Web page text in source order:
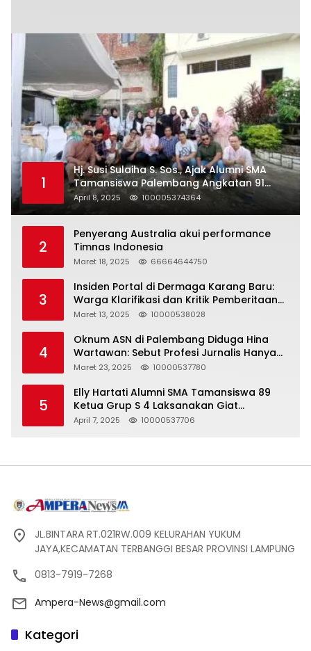
dan
Online
Ampera
News
1
Hj. Susi Sulaiha S. Sos., Ajak Alumni SMA
Tamansiswa Palembang Angkatan 91
Halal Bihalal
April 8, 2025 100005374364
2
Penyerang Australia akui performance
Timnas Indonesia
Maret 18, 2025 66664644750
3
Insiden Portal di Dermaga Karang Baru:
Warga Klarifikasi dan Kritik Pemberitaan
yang Tidak Akurat
Maret 13, 2025 10000538028
4
Oknum ASN di Palembang Diduga Hina
Wartawan: Sebut Profesi Jurnalis Hanya
Seharga 2 Liter Bensin, Berujung Dugaan
Maret 23, 2025 10000537780
5
Elly Hartati Alumni SMA Tamansiswa 89
Ketua Grup S 4 Laksanakan Giat
Silaturahmi
April 7, 2025 10000537706
JL.BINTARA RT.021RW.009 KELURAHAN YUKUM
JAYA,KECAMATAN TERBANGGI BESAR PROVINSI LAMPUNG
0813-7919-7268
Ampera-News@gmail.com
Kategori